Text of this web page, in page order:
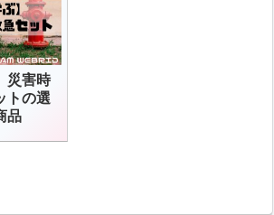
災害時
トの選
品